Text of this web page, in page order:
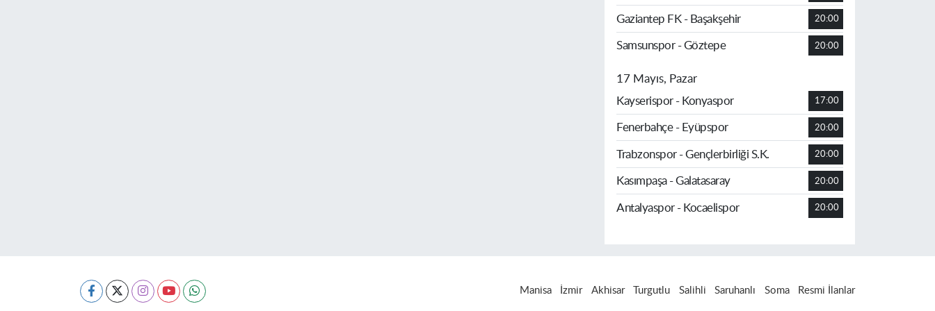
Gaziantep FK - Başakşehir 20:00
Samsunspor - Göztepe 20:00
17 Mayıs, Pazar
Kayserispor - Konyaspor
17:00
Fenerbahçe - Eyüpspor 20:00
Trabzonspor - Gençlerbirliği S.K. 20:00
Kasımpaşa - Galatasaray 20:00
Antalyaspor - Kocaelispor 20:00
Manisa İzmir Akhisar Turgutlu Salihli Saruhanlı Soma Resmi İlanlar